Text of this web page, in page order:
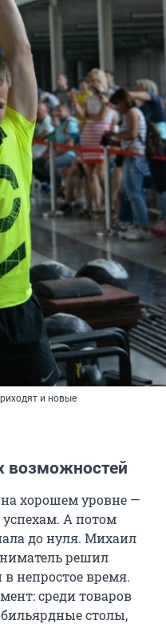
и новые
возможностей
на хорошем уровне —
А потом
до нуля. Михаил
решил
непростое время.
среди товаров
столы,